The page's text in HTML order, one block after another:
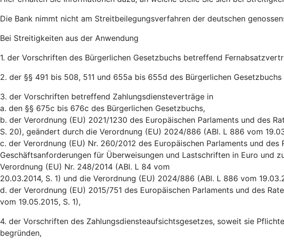
Die Bank nimmt nicht am Streitbeilegungsverfahren der deutschen
Bei Streitigkeiten aus der Anwendung
1. der Vorschriften des Bürgerlichen Gesetzbuchs betreffend
2. der §§ 491 bis 508, 511 und 655a bis 655d des Bürgerlichen
3. der Vorschriften betreffend Zahlungsdiensteverträge in
a. den §§ 675c bis 676c des Bürgerlichen Gesetzbuchs,
b. der Verordnung (EU) 2021/1230 des Europäischen Parlaments und des
S. 20), geändert durch die Verordnung (EU) 2024/886 (ABl. L 886 vom
c. der Verordnung (EU) Nr. 260/2012 des Europäischen Parlaments und
Geschäftsanforderungen für Überweisungen und Lastschriften in Euro und
Verordnung (EU) Nr. 248/2014 (ABl. L 84 vom
20.03.2014, S. 1) und die Verordnung (EU) 2024/886 (ABl. L 886 vom
d. der Verordnung (EU) 2015/751 des Europäischen Parlaments und des
vom 19.05.2015, S. 1),
4. der Vorschriften des Zahlungsdiensteaufsichtsgesetzes, soweit sie
begründen,